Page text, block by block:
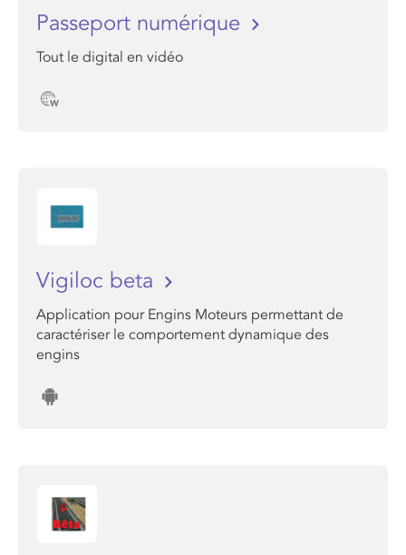
Passeport numérique
Tout le digital en vidéo
Vigiloc beta
Application pour Engins Moteurs permettant de
caractériser le comportement dynamique des
engins